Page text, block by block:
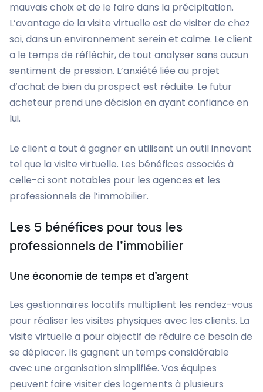
mauvais choix et de le faire dans la précipitation.
L’avantage de la visite virtuelle est de visiter de chez
soi, dans un environnement serein et calme. Le client
a le temps de réfléchir, de tout analyser sans aucun
sentiment de pression. L’anxiété liée au projet
d’achat de bien du prospect est réduite. Le futur
acheteur prend une décision en ayant confiance en
lui.
Le client a tout à gagner en utilisant un outil innovant
tel que la visite virtuelle. Les bénéfices associés à
celle-ci sont notables pour les agences et les
professionnels de l’immobilier.
Les 5 bénéfices pour tous les
professionnels de l’immobilier
Une économie de temps et d’argent
Les gestionnaires locatifs multiplient les rendez-vous
pour réaliser les visites physiques avec les clients. La
visite virtuelle a pour objectif de réduire ce besoin de
se déplacer. Ils gagnent un temps considérable
avec une organisation simplifiée. Vos équipes
peuvent faire visiter des logements à plusieurs